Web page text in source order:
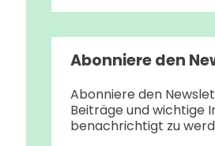
Abonniere den
Abonniere den
Beiträge und wichtige
benachrichtigt zu